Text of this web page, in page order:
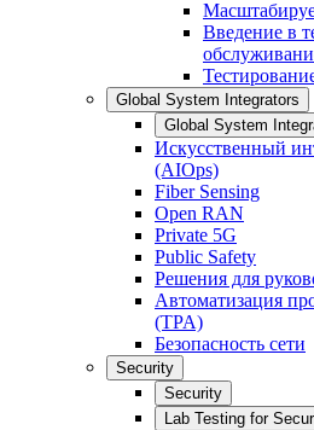
Введение в
Global System Integrators
Global System
Искусственный
(AIOps)
Fiber Sensing
Open RAN
Private 5G
Public Safety
Решения для
Автоматизация
(TPA)
Безопасность сети
Security
Security
Lab Testing for